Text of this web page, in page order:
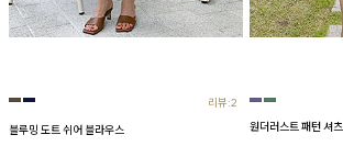
리뷰:2
블루밍 도트 쉬어 블라우스 원더러스트 패턴 셔츠